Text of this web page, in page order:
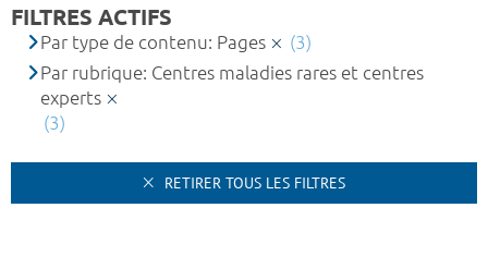
FILTRES ACTIFS
Par type de contenu: Pages
(3)
Par rubrique: Centres maladies rares et centres
experts
(3)
RETIRER TOUS LES FILTRES